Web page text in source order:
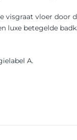
visgraat vloer
luxe betegelde
A.